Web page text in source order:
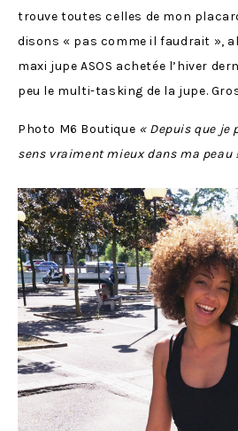
trouve toutes celles de mon
disons « pas comme il faudrait »,
maxi jupe ASOS achetée l’hiver
peu le multi-tasking de la jupe.
Photo M6 Boutique « Depuis que je
sens vraiment mieux dans ma peau